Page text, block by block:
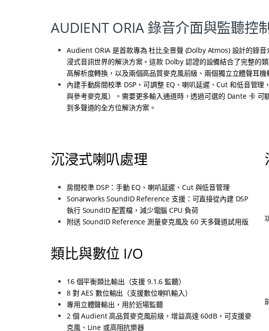
AUDIENT ORIA 錄音介面與監聽控
Audient ORIA 是首款專為 杜比全景聲 (Dolby Atmos) 設計的錄
浸式音訊世界的解決方案。這款 Dolby 認證的設備結合了完整的
高解析度轉換，以及兩個高品質麥克風前級、兩個獨立立體聲耳機
內建手動房間校準 DSP，可調整 EQ、喇叭延遲、Cut 和低音管
與參考麥克風）。需要更多輸入通道時，透過可選的 Dante 卡
到多聲道的全方位解決方案。
沉浸式喇叭處理
房間校準 DSP：手動 EQ、喇叭延遲、Cut 與低音管理
Sonarworks SoundID Reference 支援：可直接從內建 DSP
執行 SoundID 配置檔，減少電腦 CPU 負荷
附送 SoundID Reference 測量麥克風及 60 天多聲道試用版
類比與數位 I/O
16 個平衡類比輸出（支援 9.1.6 監聽）
8 對 AES 數位輸出（支援數位喇叭輸入）
專用立體聲輸出，用於近場監聽
2 個 Audient 高品質麥克風前級，增益高達 60dB，可支援麥
克風、Line 或高阻抗樂器